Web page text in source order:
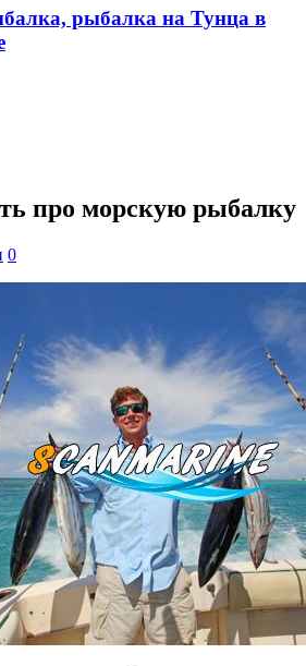
рыбалка на Тунца в
про морскую рыбалку
0